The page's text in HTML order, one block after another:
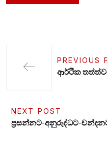
PREVIOUS
ආර්ථික
NEXT POST
ප්‍රසන්නට-අනුරුද්ධට-